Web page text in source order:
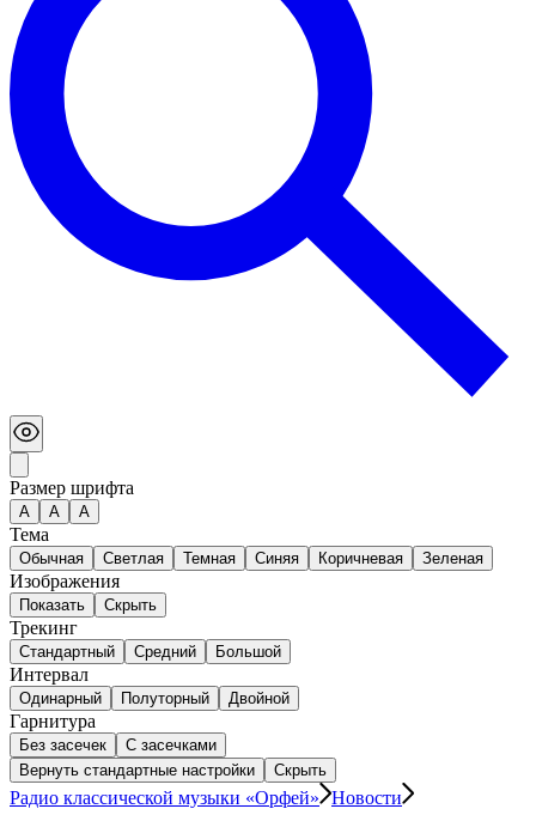
Размер шрифта
А A A
Тема
Обычная Светлая Темная Синяя Коричневая Зеленая
Изображения
Показать Скрыть
Трекинг
Стандартный Средний Большой
Интервал
Одинарный Полуторный Двойной
Гарнитура
Без засечек
С засечками
Вернуть стандартные настройки
Скрыть
Радио классической музыки «Орфей» Новости